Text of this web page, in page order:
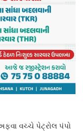
વચ્ચે પેટ્રોલ પંપો